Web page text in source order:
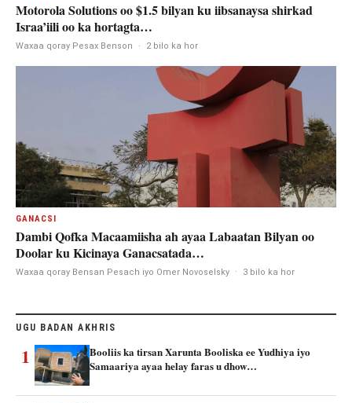
Motorola Solutions oo $1.5 bilyan ku iibsanaysa shirkad
Israa’iili oo ka hortagta…
Waxaa qoray Pesax Benson · 2 bilo ka hor
GANACSI
Dambi Qofka Macaamiisha ah ayaa Labaatan Bilyan oo
Doolar ku Kicinaya Ganacsatada…
Waxaa qoray Bensan Pesach iyo Omer Novoselsky · 3 bilo ka hor
UGU BADAN AKHRIS
1
Booliis ka tirsan Xarunta Booliska ee Yudhiya iyo
Samaariya ayaa helay faras u dhow…